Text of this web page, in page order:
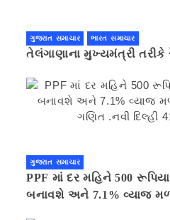
ગુજરાત સમાચાર ભારત સમાચાર
તેલંગાણાના મુખ્યમંત્રી તરીકે
ગુજરાત સમાચાર
PPF માં દર મહિને 500
બનાવશે અને 7.1% વ્યાજ